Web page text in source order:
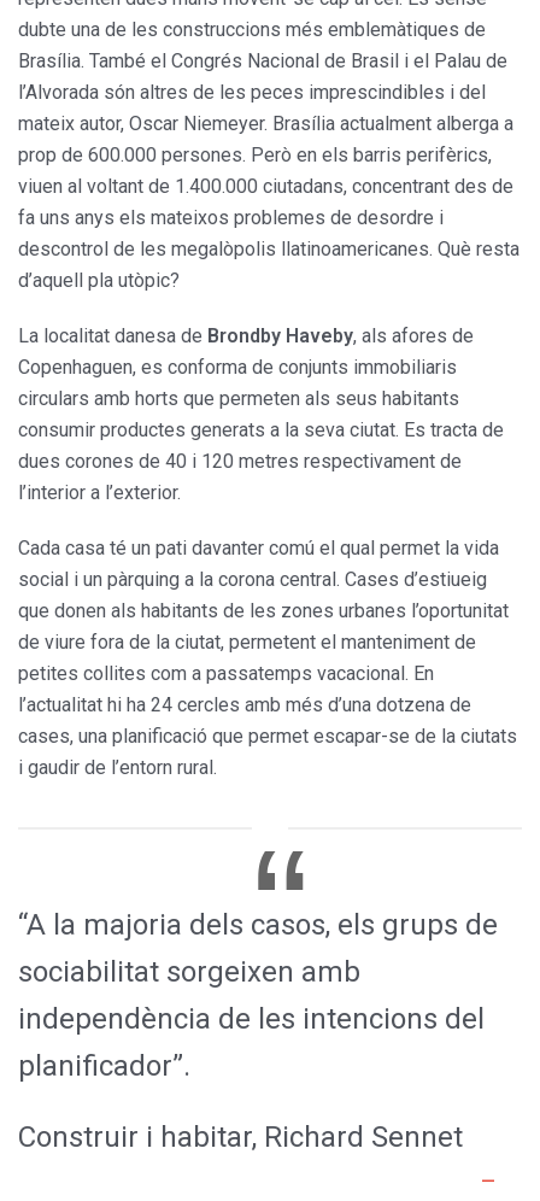
dubte una de les construccions més emblemàtiques de
Brasília. També el Congrés Nacional de Brasil i el Palau de
l’Alvorada són altres de les peces imprescindibles i del
mateix autor, Oscar Niemeyer. Brasília actualment alberga a
prop de 600.000 persones. Però en els barris perifèrics,
viuen al voltant de 1.400.000 ciutadans, concentrant des de
fa uns anys els mateixos problemes de desordre i
descontrol de les megalòpolis llatinoamericanes. Què resta
d’aquell pla utòpic?
La localitat danesa de Brondby Haveby, als afores de
Copenhaguen, es conforma de conjunts immobiliaris
circulars amb horts que permeten als seus habitants
consumir productes generats a la seva ciutat. Es tracta de
dues corones de 40 i 120 metres respectivament de
l’interior a l’exterior.
Cada casa té un pati davanter comú el qual permet la vida
social i un pàrquing a la corona central. Cases d’estiueig
que donen als habitants de les zones urbanes l’oportunitat
de viure fora de la ciutat, permetent el manteniment de
petites collites com a passatemps vacacional. En
l’actualitat hi ha 24 cercles amb més d’una dotzena de
cases, una planificació que permet escapar-se de la ciutats
i gaudir de l’entorn rural.
“A la majoria dels casos, els grups de
sociabilitat sorgeixen amb
independència de les intencions del
planificador”.
Construir i habitar, Richard Sennet